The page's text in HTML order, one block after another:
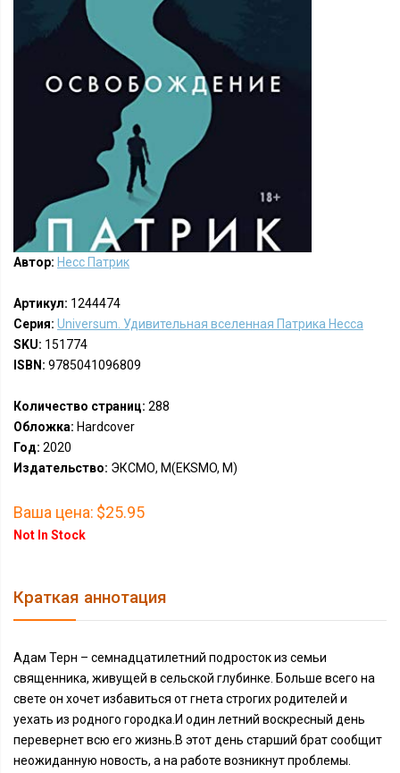
Автор: Несс Патрик
Артикул: 1244474
Серия: Universum. Удивительная вселенная Патрика Несса
SKU: 151774
ISBN: 9785041096809
Количество страниц: 288
Обложка: Hardcover
Год: 2020
Издательство: ЭКСМО, М(EKSMO, M)
Ваша цена: $25.95
Not In Stock
Краткая аннотация
Адам Терн – семнадцатилетний подросток из семьи
священника, живущей в сельской глубинке. Больше всего на
свете он хочет избавиться от гнета строгих родителей и
уехать из родного городка.И один летний воскресный день
перевернет всю его жизнь.В этот день старший брат сообщит
неожиданную новость, а на работе возникнут проблемы.